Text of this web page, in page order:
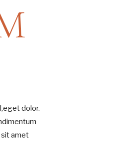
dolor.
sit amet